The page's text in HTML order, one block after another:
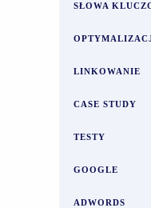
SŁOWA
LINKOWANIE
CASE STUDY
TESTY
GOOGLE
ADWORDS